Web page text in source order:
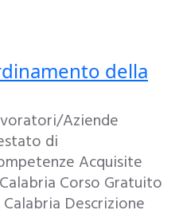
della
Aziende
di
Acquisite
Corso Gratuito
Descrizione